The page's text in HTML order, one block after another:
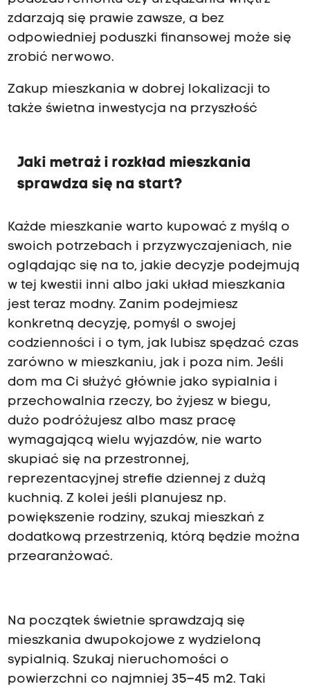
zdarzają się prawie zawsze, a bez
odpowiedniej poduszki finansowej może się
zrobić nerwowo.
Zakup mieszkania w dobrej lokalizacji to
także świetna inwestycja na przyszłość
Jaki metraż i rozkład mieszkania
sprawdza się na start?
Każde mieszkanie warto kupować z myślą o
swoich potrzebach i przyzwyczajeniach, nie
oglądając się na to, jakie decyzje podejmują
w tej kwestii inni albo jaki układ mieszkania
jest teraz modny. Zanim podejmiesz
konkretną decyzję, pomyśl o swojej
codzienności i o tym, jak lubisz spędzać czas
zarówno w mieszkaniu, jak i poza nim. Jeśli
dom ma Ci służyć głównie jako sypialnia i
przechowalnia rzeczy, bo żyjesz w biegu,
dużo podróżujesz albo masz pracę
wymagającą wielu wyjazdów, nie warto
skupiać się na przestronnej,
reprezentacyjnej strefie dziennej z dużą
kuchnią. Z kolei jeśli planujesz np.
powiększenie rodziny, szukaj mieszkań z
dodatkową przestrzenią, którą będzie można
przearanżować.
Na początek świetnie sprawdzają się
mieszkania dwupokojowe z wydzieloną
sypialnią. Szukaj nieruchomości o
powierzchni co najmniej 35–45 m2. Taki